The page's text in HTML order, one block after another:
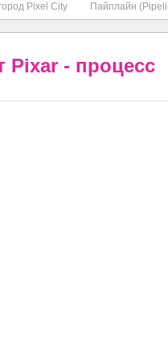
Pixel City Пайплайн
Pixar - процесс